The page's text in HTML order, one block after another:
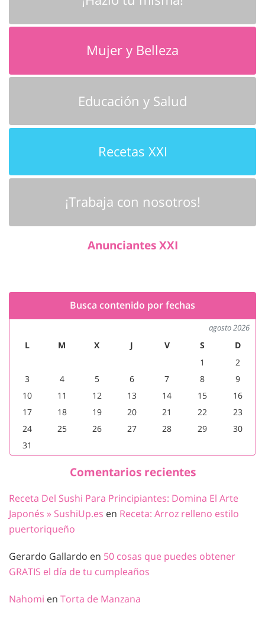
Mujer y Belleza
Educación y Salud
Recetas XXI
¡Trabaja con nosotros!
Anunciantes XXI
Busca contenido por fechas
agosto 2026
L M X J V S
D
1
2
3
4 5 6 7 8
9
10
11 12 13 14 15
16
17
18 19 20 21 22
23
24
25 26 27 28 29
30
31
Comentarios recientes
Receta Del Sushi Para Principiantes: Domina El Arte
Japonés » SushiUp.es en Receta: Arroz relleno estilo
puertoriqueño
Gerardo Gallardo en 50 cosas que puedes obtener
GRATIS el día de tu cumpleaños
Nahomi en Torta de Manzana